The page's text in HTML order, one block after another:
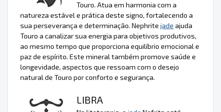
Touro. Atua em harmonia com a
natureza estável e prática deste signo, fortalecendo a
sua perseverança e determinação. Nephrite jade ajuda
Touro a canalizar sua energia para objetivos produtivos,
ao mesmo tempo que proporciona equilíbrio emocional e
paz de espírito. Este mineral também promove saúde e
longevidade, aspectos que ressoam com o desejo
natural de Touro por conforto e segurança.
LIBRA